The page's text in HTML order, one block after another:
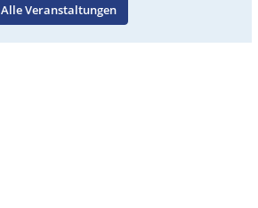
Alle Veranstaltungen